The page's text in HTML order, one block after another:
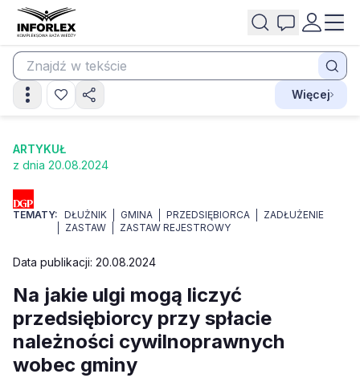
Więcej
ARTYKUŁ
z dnia 20.08.2024
TEMATY: DŁUŻNIK GMINA PRZEDSIĘBIORCA
ZADŁUŻENIE
ZASTAW
ZASTAW REJESTROWY
Data publikacji: 20.08.2024
Na jakie ulgi mogą liczyć
przedsiębiorcy przy spłacie
należności cywilnoprawnych
wobec gminy